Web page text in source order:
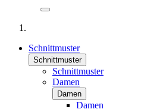
Schnittmuster
Schnittmuster
Schnittmuster
Damen
Damen
Damen